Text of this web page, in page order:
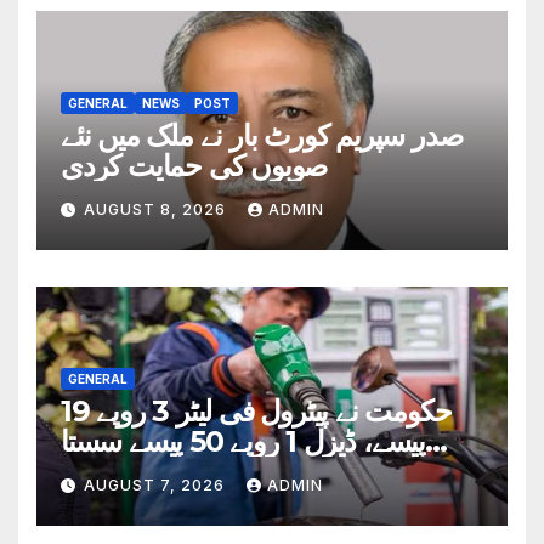
GENERAL NEWS POST
صدر سپریم کورٹ بار نے ملک میں نئے
صوبوں کی حمایت کردی
AUGUST 8, 2026 ADMIN
GENERAL
حکومت نے پیٹرول فی لیٹر 3 روپے 19
پیسے، ڈیزل 1 روپے 50 پیسے سستا
کردیا
AUGUST 7, 2026 ADMIN